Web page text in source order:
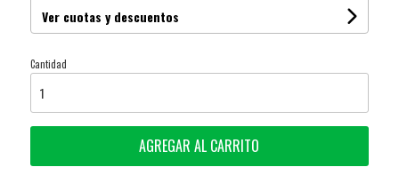
Ver cuotas y descuentos
Cantidad
AGREGAR AL CARRITO